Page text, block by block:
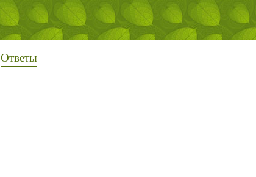
Ответы